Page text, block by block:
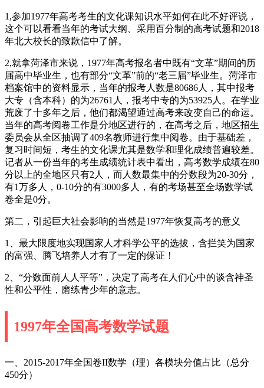
1,参加1977年高考考生的文化课知识水平如何在此不好评说，
这个可以看看当年的考试大纲、采用百分制的高考试题和2018
年北大校长的致歉信中了解。
2,就拿菏泽市来说，1977年高考报名者中既有“文革”期间的历
届高中毕业生，也有部分“文革”前的“老三届”毕业生。菏泽市
档案馆中的资料显示，当年的报考人数是80686人，其中报考
大专（含本科）的为26761人，报考中专的为53925人。在学业
荒废了十多年之后，他们都渴望通过高考来改变自己的命运。
当年的高考阅卷工作是分地区进行的，在高考之后，地区招生
委员会从全区抽调了409名教师进行集中阅卷。由于基础差，
复习时间短，考生的文化课尤其是数学和理化成绩普遍较差。
记者从一份当年的考生成绩统计表中看出，高考数学成绩在80
分以上的全地区只有2人，而人数最集中的分数段为20-30分，
有1万多人，0-10分的有3000多人，有的考场甚至全场数学试
卷全是0分。
第二，引起巨大社会影响的当然是1977年恢复高考的意义
1、最大限度地实现国家人才科学公平的选拔，含拦笑为国家
的富强、腾飞培养人才有了一定的保证！
2、“分数面前人人平等”，决定了高考在人们心中的谈含神圣
性和公平性，磨练青少年的意志。
1997年全国高考数学试题
一、2015-2017年全国卷II数学（理）各模块分值占比（总分
450分）